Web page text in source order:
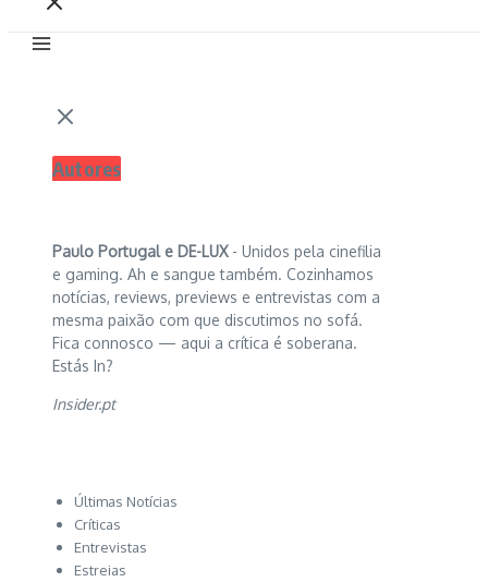
Autores
Paulo Portugal e DE-LUX - Unidos pela cinefilia
e gaming. Ah e sangue também. Cozinhamos
notícias, reviews, previews e entrevistas com a
mesma paixão com que discutimos no sofá.
Fica connosco — aqui a crítica é soberana.
Estás In?
Insider.pt
Últimas Notícias
Críticas
Entrevistas
Estreias